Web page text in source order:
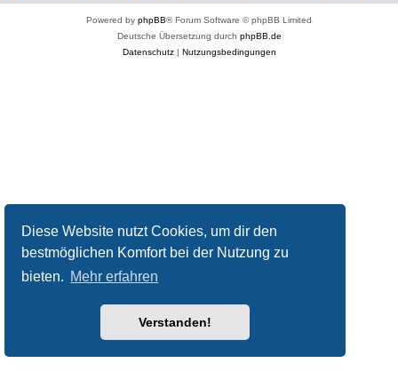
Diese Website nutzt Cookies, um dir den
bestmöglichen Komfort bei der Nutzung zu
bieten. Mehr erfahren
Verstanden!
Powered by phpBB® Forum Software © phpBB Limited
Deutsche Übersetzung durch phpBB.de
Datenschutz| Nutzungsbedingungen